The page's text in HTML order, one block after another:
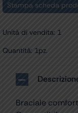
Stampa scheda
Unità di vendita: 1
Quantità: 1pz.
Braciale